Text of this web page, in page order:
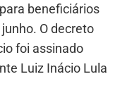
beneficiários
O decreto
foi assinado
Luiz Inácio Lula